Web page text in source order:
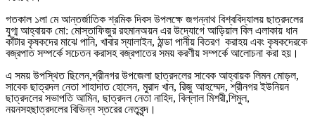
গতকাল ১লা মে আন্তর্জাতিক শ্রমিক দিবস উপলক্ষে জগন্নাথ বিশ্ববিদ্যালয় ছাত্রদলের
যুগ্ম আহ্বায়ক মো: মোস্তাফিজুর রহমানঅয়ন এর উদ্যোগে আড়িয়াল বিল এলাকায় ধান
কাঁটার কৃষকদের মাঝে পানি, খাবার স্যালাইন, ঠান্ডা পানীয় বিতরণ করাহয় এবং কৃষকদেরকে
বজ্রপাত সম্পর্কে সচেতন করাসহ বজ্রপাতের সময় করণীয় সম্পর্কে আলোচনা করা হয়।
এ সময় উপস্থিত ছিলেন,শ্রীনগর উপজেলা ছাত্রদলের সাবেক আহ্বায়ক লিমন মোড়ল,
সাবেক ছাত্রদল নেতা শাহাদাত হোসেন, মুরাদ খান, রিজু আহম্মেদ,শ্রীনগর ইউনিয়ন
ছাত্রদলের সভাপতি আমিন, ছাত্রদল নেতা নাহিদ, বিল্লাল মিশরী,শিমুল,
নয়নসহছাত্রদলের বিভিন্ন স্তরের নেতৃবৃন্দ।